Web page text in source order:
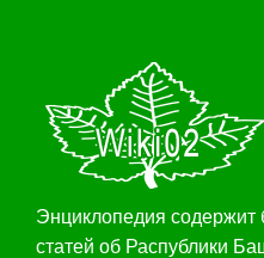
Энциклопедия содержит
статей об Распублики